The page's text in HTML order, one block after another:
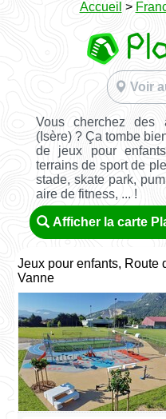
Accueil >
Voir
Vous cherchez
(Isère) ? Ça tombe
de jeux pour
terrains de sport de
stade, skate park,
aire de fitness, ... !
Afficher la carte
Jeux pour enfants, Route
Vanne